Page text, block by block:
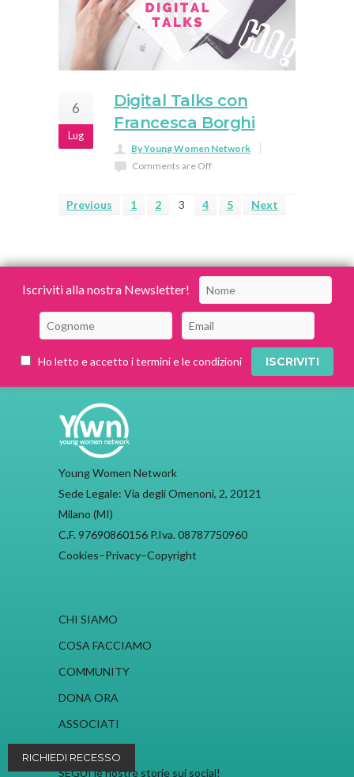
6
Lug
Digital Talks con
Francesca Borghi
By Young Women Network
Comments are Off
Previous 1 2 3 4 5 Next
Iscriviti alla nostra Newsletter!
Ho letto e accetto i termini e le condizioni
Young Women Network
Sede Legale: Via degli Omenoni, 2, 20121
Milano (MI)
C.F. 97690860156 P.Iva. 08787750960
Cookies–Privacy–Copyright
CHI SIAMO
COSA FACCIAMO
COMMUNITY
DONA ORA
ASSOCIATI
SEGUI le nostre storie sui social!
RICHIEDI RECESSO